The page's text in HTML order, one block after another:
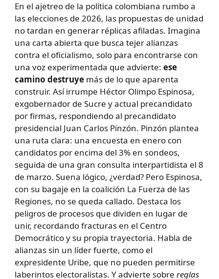
En el ajetreo de la política colombiana rumbo a
las elecciones de 2026, las propuestas de unidad
no tardan en generar réplicas afiladas. Imagina
una carta abierta que busca tejer alianzas
contra el oficialismo, solo para encontrarse con
una voz experimentada que advierte: ese
camino destruye más de lo que aparenta
construir. Así irrumpe Héctor Olimpo Espinosa,
exgobernador de Sucre y actual precandidato
por firmas, respondiendo al precandidato
presidencial Juan Carlos Pinzón. Pinzón plantea
una ruta clara: una encuesta en enero con
candidatos por encima del 3% en sondeos,
seguida de una gran consulta interpartidista el 8
de marzo. Suena lógico, ¿verdad? Pero Espinosa,
con su bagaje en la coalición La Fuerza de las
Regiones, no se queda callado. Destaca los
peligros de procesos que dividen en lugar de
unir, recordando fracturas en el Centro
Democrático y su propia trayectoria. Habla de
alianzas sin un líder fuerte, como el
expresidente Uribe, que no pueden permitirse
laberintos electoralistas. Y advierte sobre reglas